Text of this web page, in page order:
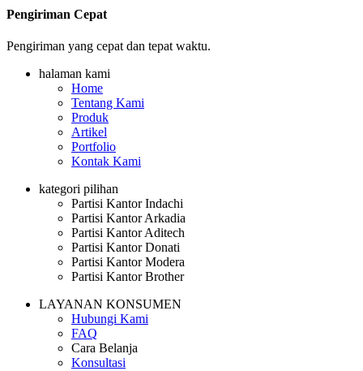
Pengiriman Cepat
Pengiriman yang cepat dan tepat waktu.
halaman kami
Home
Tentang Kami
Produk
Artikel
Portfolio
Kontak Kami
kategori pilihan
Partisi Kantor Indachi
Partisi Kantor Arkadia
Partisi Kantor Aditech
Partisi Kantor Donati
Partisi Kantor Modera
Partisi Kantor Brother
LAYANAN KONSUMEN
Hubungi Kami
FAQ
Cara Belanja
Konsultasi